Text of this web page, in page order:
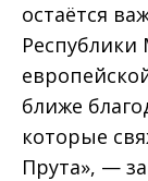
остаётся
Республики
ближе
которые
Прута», —